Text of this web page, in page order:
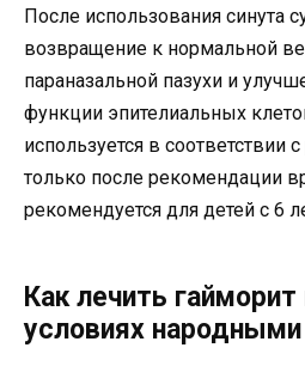
После использования синута
возвращение к нормальной
параназальной пазухи и
функции эпителиальных
используется в соответствии
только после рекомендации
рекомендуется для детей с 6
Как лечить
условиях